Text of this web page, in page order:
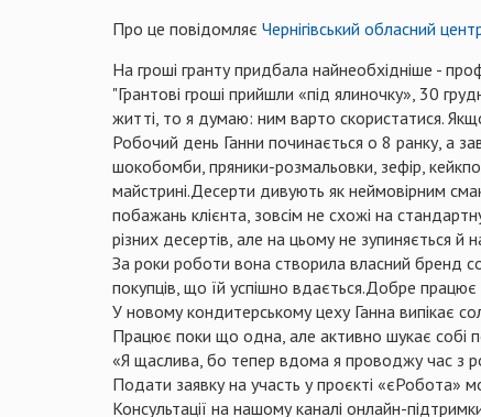
Про це повідомляє Чернігівський обласний
На гроші гранту придбала найнеобхідніше -
"Грантові гроші прийшли «під ялиночку», 30
житті, то я думаю: ним варто скористатися.
Робочий день Ганни починається о 8 ранку, а
шокобомби, пряники-розмальовки, зефір,
майстрині.Десерти дивують як неймовірним
побажань клієнта, зовсім не схожі на
різних десертів, але на цьому не зупиняється й
За роки роботи вона створила власний бренд
покупців, що їй успішно вдається.Добре працює
У новому кондитерському цеху Ганна випікає
Працює поки що одна, але активно шукає собі
«Я щаслива, бо тепер вдома я проводжу час з
Подати заявку на участь у проєкті «єРобота»
Консультації на нашому каналі онлайн-